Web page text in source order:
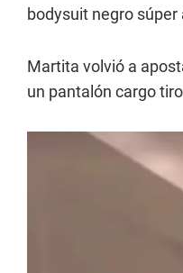
bodysuit negro
Martita volvió a
un pantalón cargo